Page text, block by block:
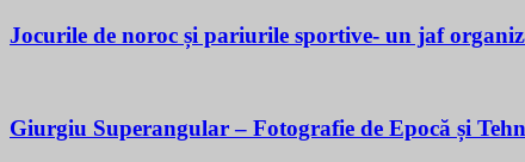
Jocurile de noroc și pariurile sportive- un jaf
Giurgiu Superangular – Fotografie de Epocă și